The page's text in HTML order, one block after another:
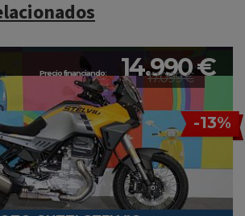
Precio financiando: 14.990 €
17.099 €
-13%